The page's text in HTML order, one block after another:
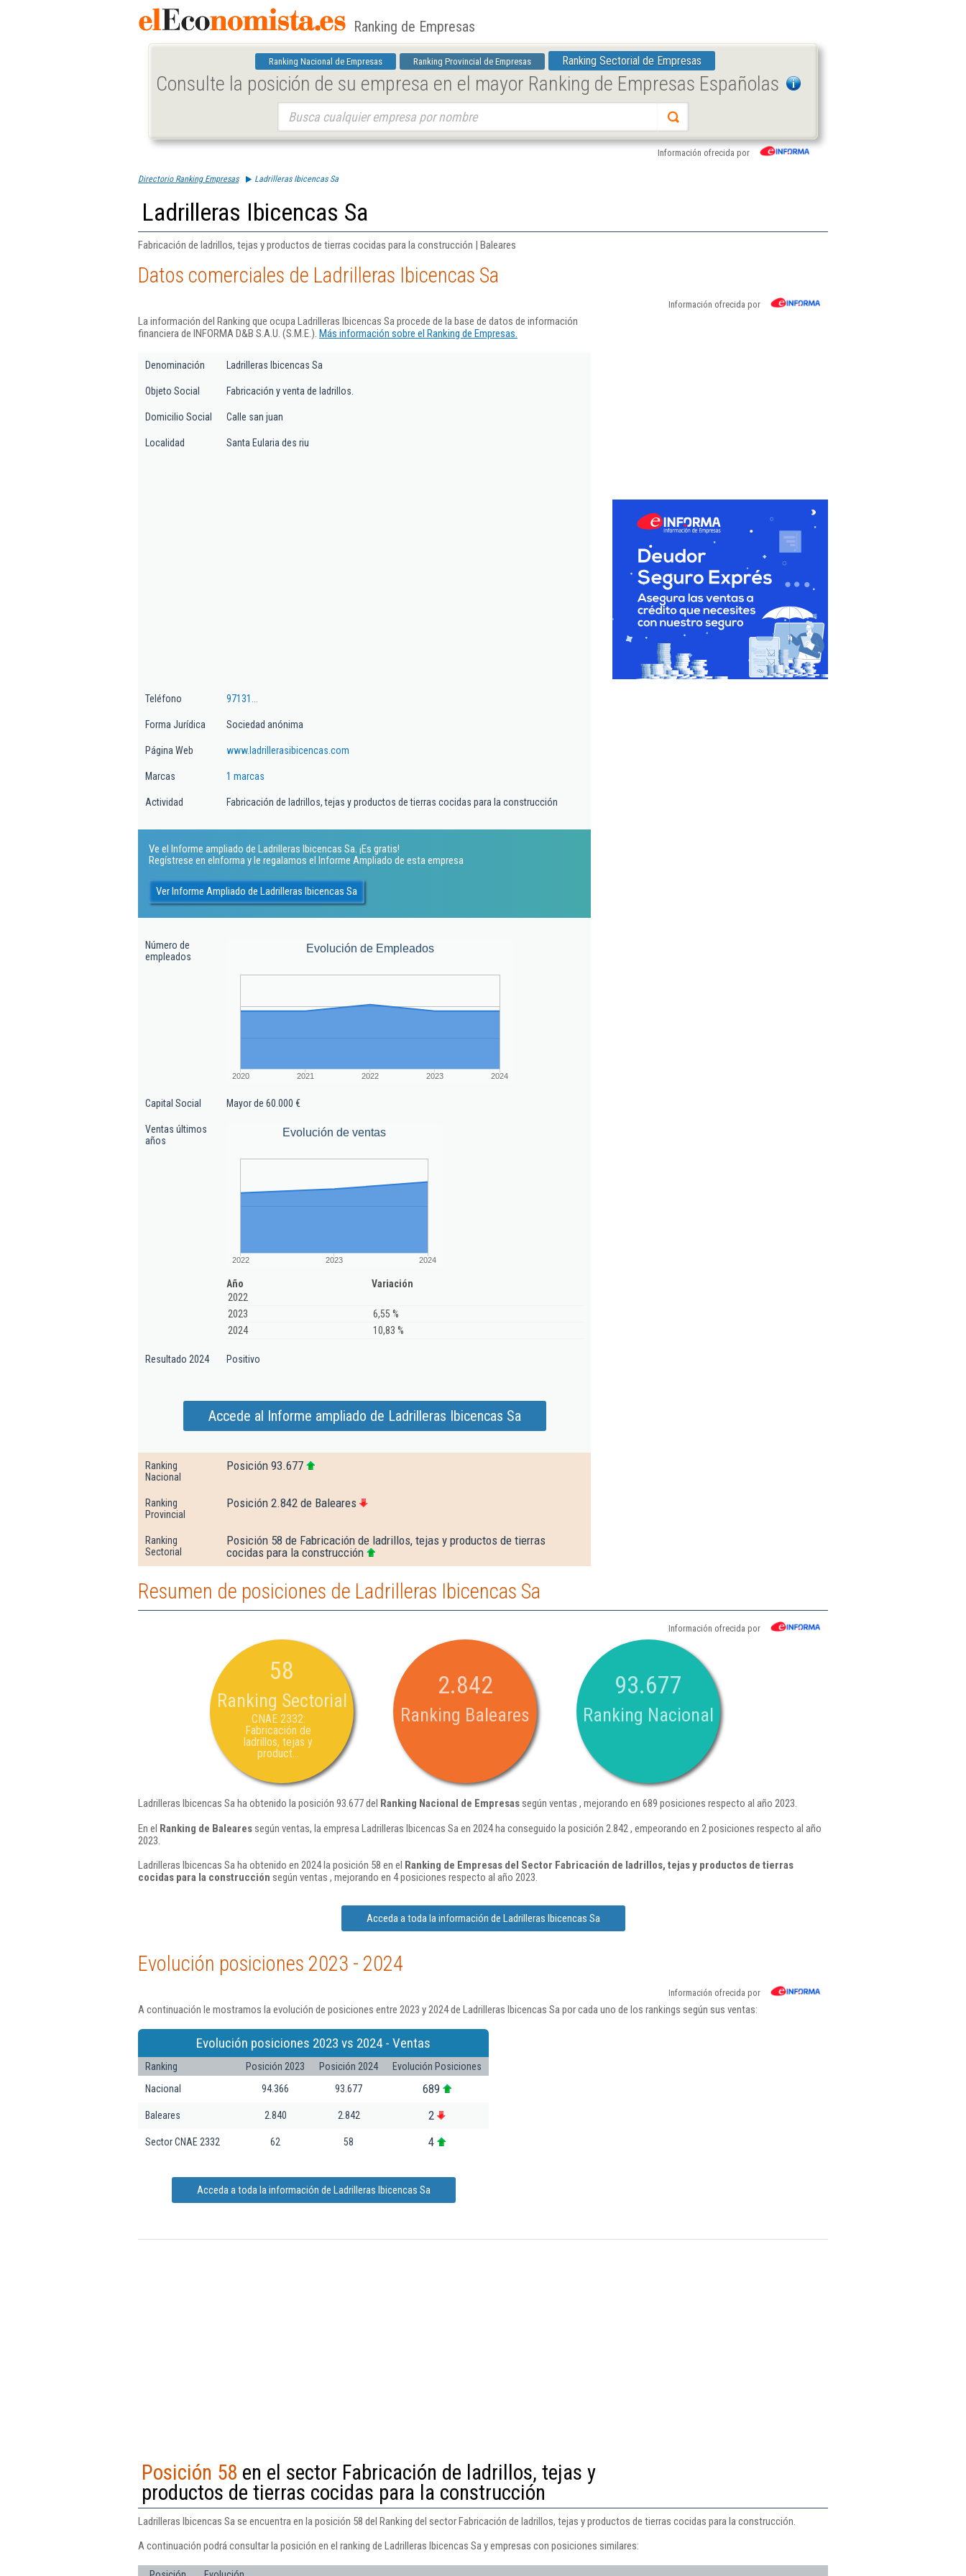
Ranking de Empresas
Ranking Nacional de Empresas Ranking Provincial de Empresas Ranking Sectorial de Empresas
Consulte la posición de su empresa en el mayor Ranking de Empresas Españolas
Información ofrecida por
Directorio Ranking Empresas Ladrilleras Ibicencas Sa
Ladrilleras Ibicencas Sa
Fabricación de ladrillos, tejas y productos de tierras cocidas para la construcción | Baleares
Datos comerciales de Ladrilleras Ibicencas Sa
Información ofrecida por
La información del Ranking que ocupa Ladrilleras Ibicencas Sa procede de la base de datos de información
financiera de INFORMA D&B S.A.U. (S.M.E.). Más información sobre el Ranking de Empresas.
Denominación Ladrilleras Ibicencas Sa
Objeto Social Fabricación y venta de ladrillos.
Domicilio Social Calle san juan
Localidad Santa Eularia des riu
Teléfono 97131...
Forma Jurídica Sociedad anónima
Página Web www.ladrillerasibicencas.com
Marcas 1 marcas
Actividad Fabricación de ladrillos, tejas y productos de tierras cocidas para la construcción
Ve el Informe ampliado de Ladrilleras Ibicencas Sa. ¡Es gratis!
Regístrese en eInforma y le regalamos el Informe Ampliado de esta empresa
Ver Informe Ampliado de Ladrilleras Ibicencas Sa
Número de
empleados
Evolución de Empleados
2020 2021 2022 2023 2024
Capital Social Mayor de 60.000 €
Ventas últimos
años
Evolución de ventas
2022 2023 2024
Año
Variación
2022
2023
6,55 %
2024
10,83 %
Resultado 2024 Positivo
Accede al Informe ampliado de Ladrilleras Ibicencas Sa
Ranking
Nacional
Posición 93.677
Ranking
Provincial
Posición 2.842 de Baleares
Ranking
Sectorial
Posición 58 de Fabricación de ladrillos, tejas y productos de tierras
cocidas para la construcción
Resumen de posiciones de Ladrilleras Ibicencas Sa
Información ofrecida por
58
Ranking Sectorial
CNAE 2332:
Fabricación de
ladrillos, tejas y
product...
2.842
Ranking Baleares
93.677
Ranking Nacional
Ladrilleras Ibicencas Sa ha obtenido la posición 93.677 del Ranking Nacional de Empresassegún ventas , mejorando en 689 posiciones respecto al año 2023.
En el Ranking de Balearessegún ventas, la empresa Ladrilleras Ibicencas Sa en 2024 ha conseguido la posición 2.842 , empeorando en 2 posiciones respecto al año
2023.
Ladrilleras Ibicencas Sa ha obtenido en 2024 la posición 58 en el Ranking de Empresas del Sector Fabricación de ladrillos, tejas y productos de tierras
cocidas para la construcción según ventas , mejorando en 4 posiciones respecto al año 2023.
Acceda a toda la información de Ladrilleras Ibicencas Sa
Evolución posiciones 2023 - 2024
Información ofrecida por
A continuación le mostramos la evolución de posiciones entre 2023 y 2024 de Ladrilleras Ibicencas Sa por cada uno de los rankings según sus ventas:
Evolución posiciones 2023 vs 2024 - Ventas
Ranking Posición 2023 Posición 2024
Evolución Posiciones
Nacional
94.366 93.677 689
Baleares 2.840 2.842 2
Sector CNAE 2332 62 58 4
Acceda a toda la información de Ladrilleras Ibicencas Sa
Posición 58 en el sector Fabricación de ladrillos, tejas y
productos de tierras cocidas para la construcción
Ladrilleras Ibicencas Sa se encuentra en la posición 58 del Ranking del sector Fabricación de ladrillos, tejas y productos de tierras cocidas para la construcción.
A continuación podrá consultar la posición en el ranking de Ladrilleras Ibicencas Sa y empresas con posiciones similares: